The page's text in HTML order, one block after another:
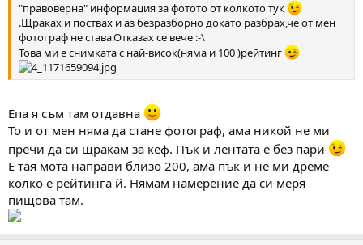
"правоверна" информация за фотото от колкото тук
.Щраках и поствах и аз безразборно докато разбрах,че от мен
фотограф не става.Отказах се вече :-\
Това ми е снимката с най-висок(няма и 100 )рейтинг
Епа я съм там отдавна
То и от мен няма да стане фотограф, ама никой не ми
пречи да си щракам за кеф. Пък и лентата е без пари
Е тая мота направи близо 200, ама пък и не ми дреме
колко е рейтинга й. Нямам намерение да си меря
пищова там.